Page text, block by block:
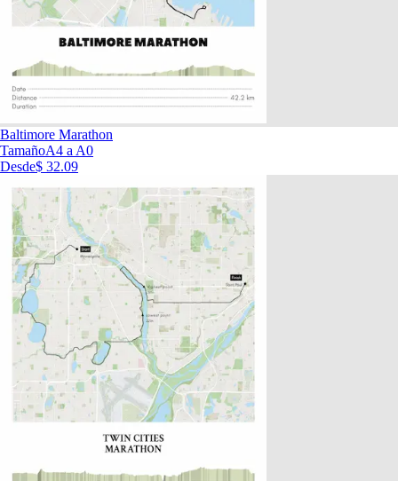
Baltimore Marathon
TamañoA4 a A0
Desde$ 32.09